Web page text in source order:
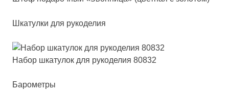
Шкатулки для рукоделия
Набор шка­ту­лок для ру­ко­де­лия 80832
Барометры